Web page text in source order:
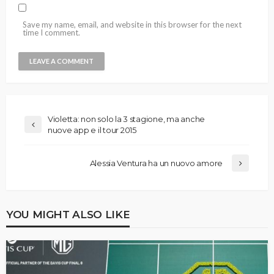
Save my name, email, and website in this browser for the next
time I comment.
Violetta: non solo la 3 stagione, ma anche
nuove app e il tour 2015
Alessia Ventura ha un nuovo amore
YOU MIGHT ALSO LIKE